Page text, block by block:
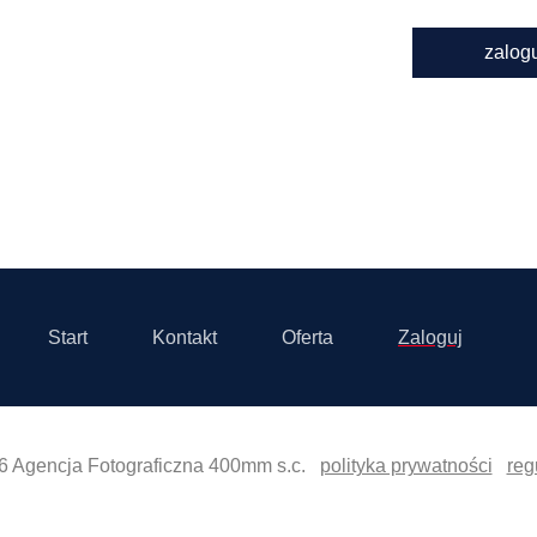
Start Kontakt Oferta Zaloguj
Agencja Fotograficzna 400mm s.c. polityka prywatności